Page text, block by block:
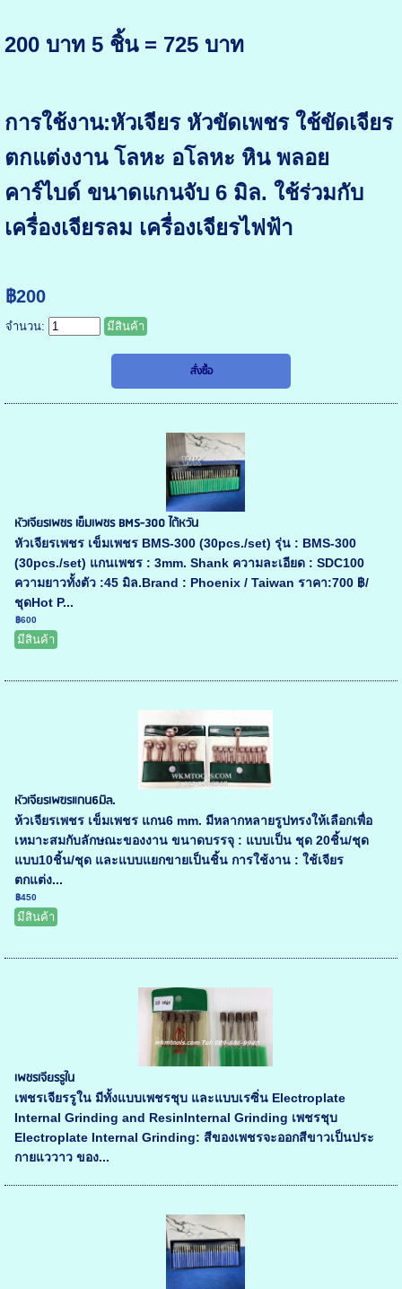
200 บาท 5 ชิ้น = 725 บาท
การใช้งาน:หัวเจียร หัวขัดเพชร ใช้ขัดเจียร
ตกแต่งงาน โลหะ อโลหะ หิน พลอย
คาร์ไบด์ ขนาดแกนจับ 6 มิล. ใช้ร่วมกับ
เครื่องเจียรลม เครื่องเจียรไฟฟ้า
฿200
จำนวน: มีสินค้า
หัวเจียรเพชร เข็มเพชร BMS-300 ไต้หวัน
หัวเจียรเพชร เข็มเพชร BMS-300 (30pcs./set) รุ่น : BMS-300
(30pcs./set) แกนเพชร : 3mm. Shank ความละเอียด : SDC100
ความยาวทั้งตัว :45 มิล.Brand : Phoenix / Taiwan ราคา:700 ฿/
ชุดHot P...
฿600
มีสินค้า
หัวเจียรเพฃรแกน6มิล.
ห้วเจียรเพชร เข็มเพชร แกน6 mm. มีหลากหลายรูปทรงให้เลือกเพื่อ
เหมาะสมกับลักษณะของงาน ขนาดบรรจุ : แบบเป็น ชุด 20ชิ้น/ชุด
แบบ10ชิ้น/ชุด และแบบแยกขายเป็นชิ้น การใช้งาน : ใช้เจียร
ตกแต่ง...
฿450
มีสินค้า
เพชรเจียรรูใน
เพชรเจียรรูใน มีทั้งแบบเพชรชุบ และแบบเรซิ่น Electroplate
Internal Grinding and ResinInternal Grinding เพชรชุบ
Electroplate Internal Grinding: สีของเพชรจะออกสีขาวเป็นประ
กายแววาว ของ...